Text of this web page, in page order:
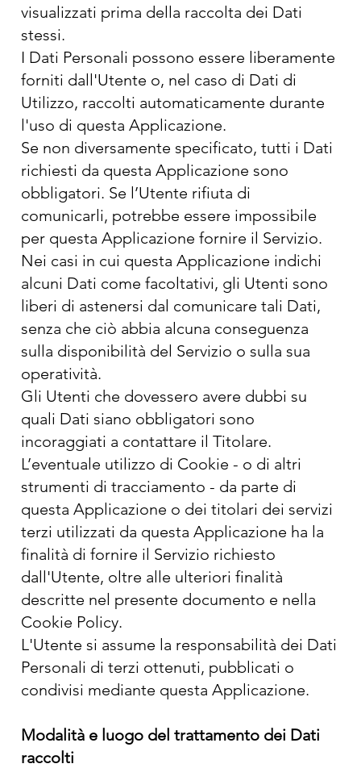
visualizzati prima della raccolta dei Dati
stessi.
I Dati Personali possono essere liberamente
forniti dall'Utente o, nel caso di Dati di
Utilizzo, raccolti automaticamente durante
l'uso di questa Applicazione.
Se non diversamente specificato, tutti i Dati
richiesti da questa Applicazione sono
obbligatori. Se l’Utente rifiuta di
comunicarli, potrebbe essere impossibile
per questa Applicazione fornire il Servizio.
Nei casi in cui questa Applicazione indichi
alcuni Dati come facoltativi, gli Utenti sono
liberi di astenersi dal comunicare tali Dati,
senza che ciò abbia alcuna conseguenza
sulla disponibilità del Servizio o sulla sua
operatività.
Gli Utenti che dovessero avere dubbi su
quali Dati siano obbligatori sono
incoraggiati a contattare il Titolare.
L’eventuale utilizzo di Cookie - o di altri
strumenti di tracciamento - da parte di
questa Applicazione o dei titolari dei servizi
terzi utilizzati da questa Applicazione ha la
finalità di fornire il Servizio richiesto
dall'Utente, oltre alle ulteriori finalità
descritte nel presente documento e nella
Cookie Policy.
L'Utente si assume la responsabilità dei Dati
Personali di terzi ottenuti, pubblicati o
condivisi mediante questa Applicazione.
Modalità e luogo del trattamento dei Dati
raccolti